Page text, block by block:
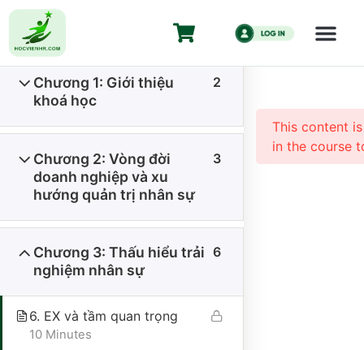
Trang chủ All Courses
Kiến Thức HR
Khóa học xây dựng trải nghiệm nhân viên Employee
Experience
Khóa học
Employee
Chương 1: Giới thiệu
khoá học
2
Chương 2: Vòng đời
doanh nghiệp và xu
hướng quản trị nhân sự
3
Chương 3: Thấu hiểu trải
nghiệm nhân sự
6
6. EX và tầm quan trọng
10 Minutes
This content
in the course
CÔNG TY CỔ PHẦN HỌC VIỆN HR
Giấy CNĐKKD số 0110335457 do Sở Kế hoạch và Đầu tư thành
phố Hà Nội đăng ký thay đổi lần 1 ngày 18/01/2024.